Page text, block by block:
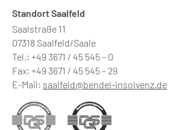
Standort Saalfeld
Saalstraße 11
07318 Saalfeld/Saale
Tel.: +49 3671 / 45 545 – 0
Fax: +49 3671 / 45 545 – 29
E-Mail: saalfeld@bendel-insolvenz.de